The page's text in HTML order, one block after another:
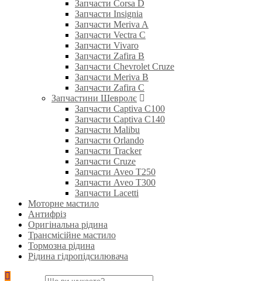
Запчасти Corsa D
Запчасти Insignia
Запчасти Meriva A
Запчасти Vectra C
Запчасти Vivaro
Запчасти Zafira B
Запчасти Chevrolet Cruze
Запчасти Meriva B
Запчасти Zafira C
Запчастини Шевролє
Запчасти Captiva C100
Запчасти Captiva C140
Запчасти Malibu
Запчасти Orlando
Запчасти Tracker
Запчасти Cruze
Запчасти Aveo T250
Запчасти Aveo T300
Запчасти Lacetti
Моторне мастило
Антифріз
Оригінальна рідина
Трансмісійне мастило
Тормозна рідина
Рідина гідропідсилювача